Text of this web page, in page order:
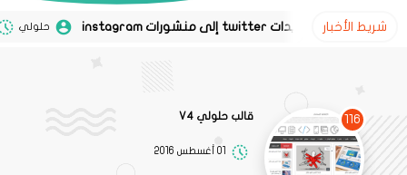
شريط الأخبار حلولي 02 نوفمبر 2020
116 قالب حلولي V4
01 أغسطس 2016